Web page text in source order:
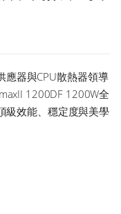
器與CPU散熱器領導
1200DF 1200W全
級效能、穩定度與美學